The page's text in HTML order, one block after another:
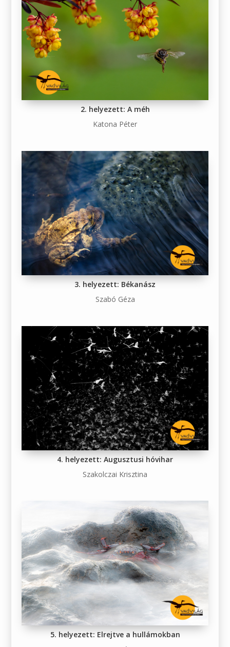
2. helyezett: A méh
Katona Péter
3. helyezett: Békanász
Szabó Géza
4. helyezett: Augusztusi hóvihar
Szakolczai Krisztina
5. helyezett: Elrejtve a hullámokban